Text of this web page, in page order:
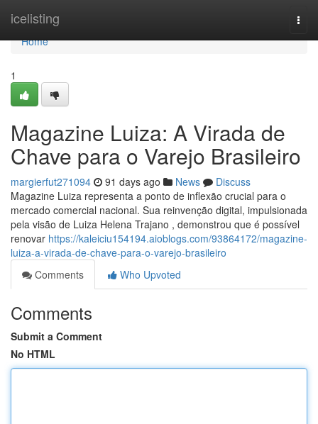
icelisting
Home
Home
1
Magazine Luiza: A Virada de
Chave para o Varejo Brasileiro
margierfut271094 91 days ago News
Discuss
Magazine Luiza representa a ponto de inflexão crucial para o
mercado comercial nacional. Sua reinvenção digital, impulsionada
pela visão de Luiza Helena Trajano , demonstrou que é possível
renovar https://kaleiciu154194.aioblogs.com/93864172/magazine-
luiza-a-virada-de-chave-para-o-varejo-brasileiro
Comments
Who Upvoted
Comments
Submit a Comment
No HTML